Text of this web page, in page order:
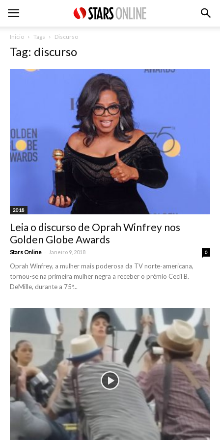
Inicio Tags Discurso
Tag: discurso
2018
Leia o discurso de Oprah Winfrey nos
Golden Globe Awards
Stars Online - Janeiro 9, 2018 0
Oprah Winfrey, a mulher mais poderosa da TV norte-americana,
tornou-se na primeira mulher negra a receber o prémio Cecil B.
DeMille, durante a 75ª...